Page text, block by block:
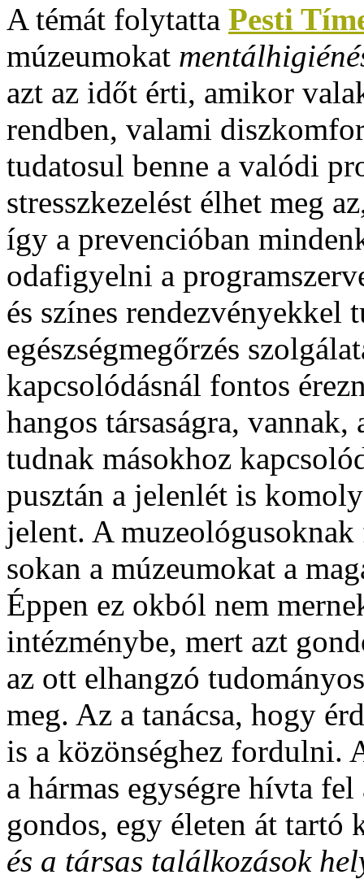
A témát folytatta Pesti
múzeumokat
azt az időt érti, amikor
rendben, valami
tudatosul benne a valódi
stresszkezelést élhet meg
így a prevencióban
odafigyelni a
és színes rendezvényekkel
egészségmegőrzés
kapcsolódásnál fontos
hangos társaságra,
tudnak másokhoz
pusztán a jelenlét is
jelent. A
sokan a múzeumokat a
Éppen ez okból nem
intézménybe, mert azt
az ott elhangzó
meg. Az a tanácsa, hogy
is a közönséghez fordulni.
a hármas egységre hívta
gondos, egy életen át tartó
és a társas találkozások